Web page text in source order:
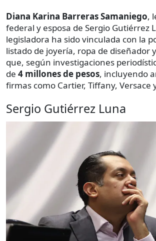
Diana Karina Barreras Samaniego,
federal y esposa de Sergio Gutiérrez
legisladora ha sido vinculada con la
listado de joyería, ropa de diseñador
que, según investigaciones
de 4 millones de pesos, incluyendo
firmas como Cartier, Tiffany, Versace
Sergio Gutiérrez Luna